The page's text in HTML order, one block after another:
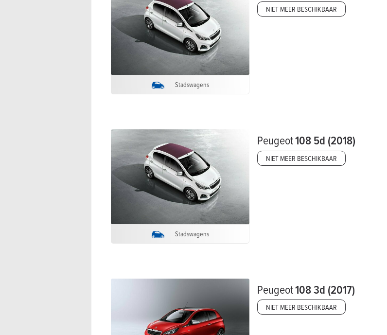
Stadswagens
NIET MEER BESCHIKBAAR
Stadswagens
Peugeot108 5d (2018)
NIET MEER BESCHIKBAAR
Peugeot108 3d (2017)
NIET MEER BESCHIKBAAR